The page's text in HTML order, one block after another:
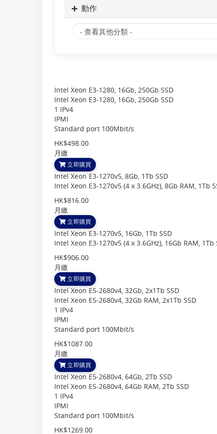
動作
Intel Xeon E3-1280, 16Gb, 250Gb SSD
Intel Xeon E3-1280, 16Gb, 250Gb SSD
1 IPv4
IPMI
Standard port 100Mbit/s
HK$498.00
月繳
立即購買
Intel Xeon E3-1270v5, 8Gb, 1Tb SSD
Intel Xeon E3-1270v5 (4 x 3.6GHz), 8Gb RAM, 1Tb
HK$816.00
月繳
立即購買
Intel Xeon E3-1270v5, 16Gb, 1Tb SSD
Intel Xeon E3-1270v5 (4 x 3.6GHz), 16Gb RAM, 1Tb
HK$906.00
月繳
立即購買
Intel Xeon E5-2680v4, 32Gb, 2x1Tb SSD
Intel Xeon E5-2680v4, 32Gb RAM, 2x1Tb SSD
1 IPv4
IPMI
Standard port 100Mbit/s
HK$1087.00
月繳
立即購買
Intel Xeon E5-2680v4, 64Gb, 2Tb SSD
Intel Xeon E5-2680v4, 64Gb RAM, 2Tb SSD
1 IPv4
IPMI
Standard port 100Mbit/s
HK$1269.00